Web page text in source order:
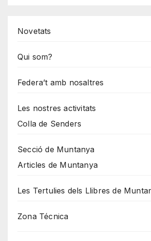
Novetats
Qui som?
Federa’t amb nosaltres
Les nostres activitats
Colla de Senders
Secció de Muntanya
Articles de Muntanya
Les Tertulies dels Llibres de
Zona Técnica